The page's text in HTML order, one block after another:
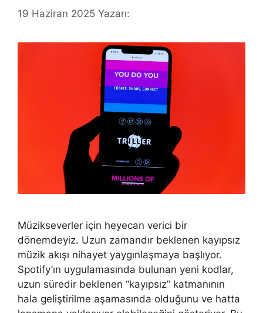
19 Haziran 2025 Yazarı:
Müzikseverler için heyecan verici bir
dönemdeyiz. Uzun zamandır beklenen kayıpsız
müzik akışı nihayet yaygınlaşmaya başlıyor.
Spotify’ın uygulamasında bulunan yeni kodlar,
uzun süredir beklenen “kayıpsız” katmanının
hala geliştirilme aşamasında olduğunu ve hatta